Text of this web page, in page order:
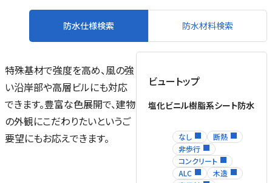
防水仕様検索 防水材料検索
特殊基材で強度を高め、風の強
い沿岸部や高層ビルにも対応
できます。豊富な色展開で、建物
の外観にこだわりたいというご
要望にもお応えできます。
ビュートップ
塩化ビニル樹脂系シート防水
なし
断熱
非歩行
コンクリート
ALC
木造